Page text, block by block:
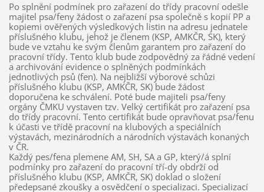
Po splnění podmínek pro zařazení do třídy pracovní odešle
majitel psa/feny žádost o zařazení psa společně s kopií PP a
kopiemi ověřených výsledkových listin na adresu jednatele
příslušného klubu, jehož je členem (KSP, AMKČR, SK), který
bude ve vztahu ke svým členům garantem pro zařazení do
pracovní třídy. Tento klub bude zodpovědný za řádné vedení
a archivování evidence o splněných podmínkách
jednotlivých psů (fen). Na nejbližší výborové schůzi
příslušného klubu (KSP, AMKČR, SK) bude žádost
doporučena ke schválení. Poté bude majiteli psa/feny
orgány ČMKU vystaven tzv. Velký certifikát pro zařazení psa
do třídy pracovní. Tento certifikát bude opravňovat psa/fenu
k účasti ve třídě pracovní na klubových a speciálních
výstavách, mezinárodních a národních výstavách konaných
v ČR.
Každý pes/fena plemene AM, SH, SA a GP, který/á splní
podmínky pro zařazení do pracovní tří-dy obdrží od
příslušného klubu (KSP, AMKČR, SK) doklad o složení
předepsané zkoušky a osvědčení o specializaci. Specializací